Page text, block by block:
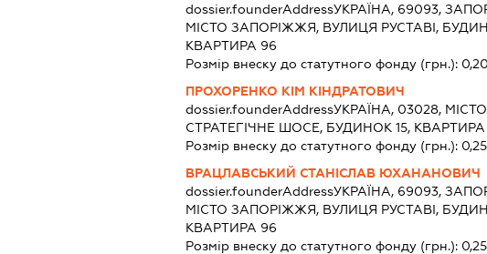
dossier.founderAddressУКРАЇНА, 69093,
МІСТО ЗАПОРІЖЖЯ, ВУЛИЦЯ РУСТАВІ,
КВАРТИРА 96
Розмір внеску до статутного фонду (грн.): 0,20
ПРОХОРЕНКО КІМ КІНДРАТОВИЧ
dossier.founderAddressУКРАЇНА, 03028,
СТРАТЕГІЧНЕ ШОСЕ, БУДИНОК 15, КВАРТИРА
Розмір внеску до статутного фонду (грн.): 0,25
ВРАЦЛАВСЬКИЙ СТАНІСЛАВ ЮХАНАНОВИЧ
dossier.founderAddressУКРАЇНА, 69093,
МІСТО ЗАПОРІЖЖЯ, ВУЛИЦЯ РУСТАВІ,
КВАРТИРА 96
Розмір внеску до статутного фонду (грн.): 0,25